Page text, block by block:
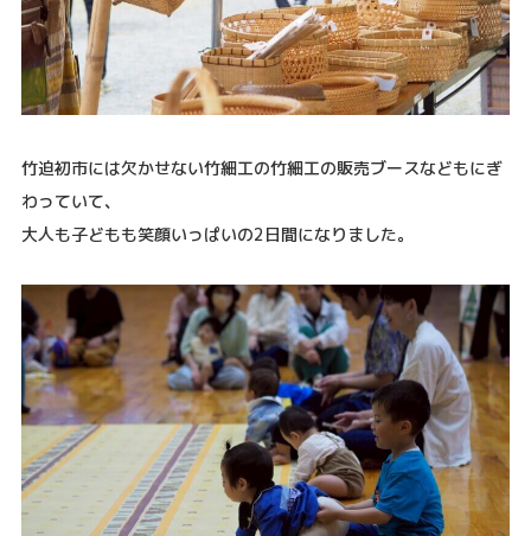
竹迫初市には欠かせない竹細工の竹細工の販売ブースなどもにぎ
わっていて、
大人も子どもも笑顔いっぱいの2日間になりました。